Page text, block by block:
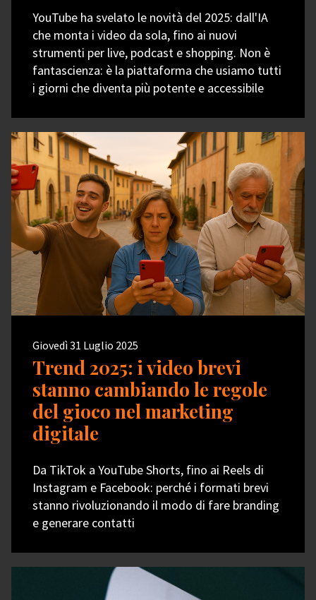
YouTube ha svelato le novità del 2025: dall'IA
che monta i video da sola, fino ai nuovi
strumenti per live, podcast e shopping. Non è
fantascienza: è la piattaforma che usiamo tutti
i giorni che diventa più potente e accessibile
Giovedì 31 Luglio 2025
Trend 2025: i video brevi
stanno cambiando le regole
del gioco nel marketing
digitale
Da TikTok a YouTube Shorts, fino ai Reels di
Instagram e Facebook: perché i formati brevi
stanno rivoluzionando il modo di fare branding
e generare contatti